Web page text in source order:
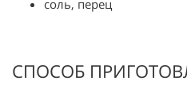
соль, перец
СПОСОБ